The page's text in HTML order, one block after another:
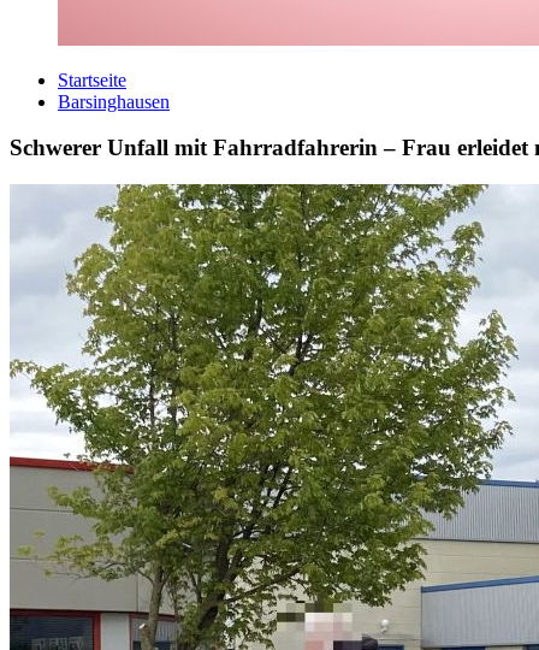
Startseite
Barsinghausen
Schwerer Unfall mit Fahrradfahrerin – Frau erleidet